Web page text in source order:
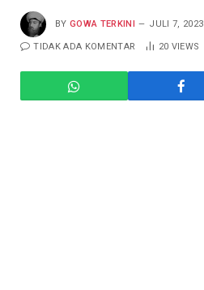
BY GOWA TERKINI JULI 7, 2023
TIDAK ADA KOMENTAR 20 VIEWS